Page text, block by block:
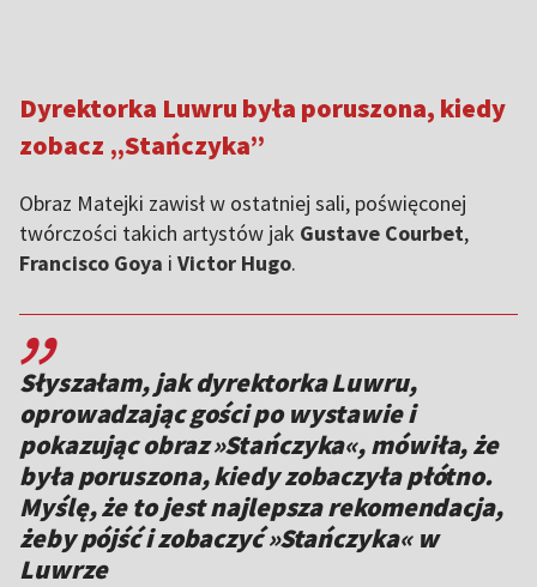
Dyrektorka Luwru była poruszona, kiedy
zobacz „Stańczyka”
Obraz Matejki zawisł w ostatniej sali, poświęconej
twórczości takich artystów jak Gustave Courbet,
Francisco Goya i Victor Hugo.
,,
Słyszałam, jak dyrektorka Luwru,
oprowadzając gości po wystawie i
pokazując obraz »Stańczyka«, mówiła, że
była poruszona, kiedy zobaczyła płótno.
Myślę, że to jest najlepsza rekomendacja,
żeby pójść i zobaczyć »Stańczyka« w
Luwrze